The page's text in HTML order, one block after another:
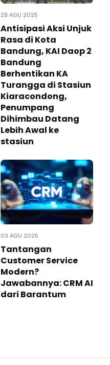
29 AGU 2025
Antisipasi Aksi Unjuk
Rasa di Kota
Bandung, KAI Daop 2
Bandung
Berhentikan KA
Turangga di Stasiun
Kiaracondong,
Penumpang
Dihimbau Datang
Lebih Awal ke
stasiun
03 AGU 2025
Tantangan
Customer Service
Modern?
Jawabannya: CRM AI
dari Barantum